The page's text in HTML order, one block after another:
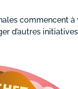
commencent
d’autres